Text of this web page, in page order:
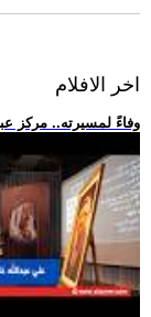
اخر الافلام
.. وفاءً لمسيرته.. مركز